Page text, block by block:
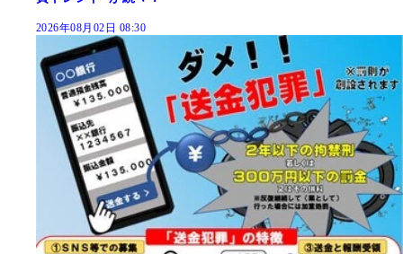
2026年08月02日 08:30